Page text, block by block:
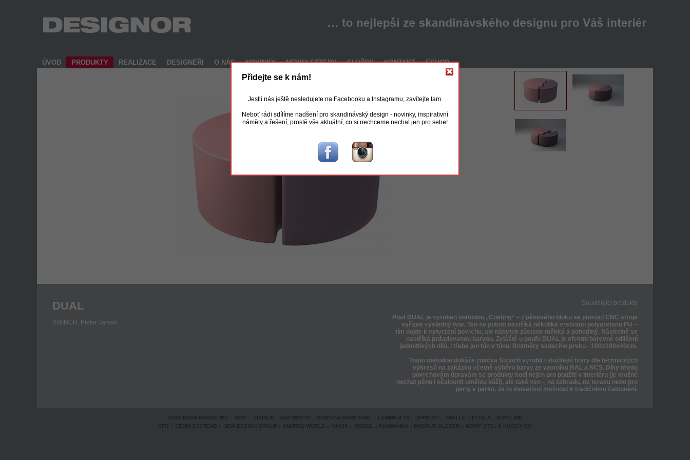
ÚVOD PRODUKTY REALIZACE DESIGNÉŘI O NÁS NOVINKY NEWSLETTERY SLUŽBY KONTAKT ESHOP
DUAL
SIXINCH, Pieter Jamart
Související produkty
Pouf DUAL je vyroben metodou „Coating“ – z pěnového bloku se pomocí CNC stroje
vyřízne výsledný tvar. Ten se potom nastříká několika vrstvami polyuretanu PU –
tím dojde k vytvrzení povrchu, ale nábytek zůstane měkký a pohodlný. Následně se
nastříká požadovanou barvou. Zvláště u poufu DUAL je efektní barevné odlišení
jednotlivých dílů, i třeba jen tón v tónu. Rozměry sedacího prvku - 100x100x40cm.
Touto metodou dokáže značka Sixinch vyrobit i složitější tvary dle technických
výkresů na zakázku včetně výběru barvy ze vzorníku RAL a NCS. Díky těmto
povrchovým úpravám se produkty hodí nejen pro použití v interiéru (je možné
nechat pěnu i očalounit umělou kůží), ale také ven – na zahradu, na terasu nebo pro
party v parku. Je to inovativní možnost k tradičnímu čalounění.
ANDERSEN FURNITURE :: INNO :: SIXINCH :: ABSTRACTA:: MONTANA FURNITURE :: LAMMHULTS :: OFFECCT :: +HALLE :: IITTALA:: SOFTLINE
EFG :: SEDIA SYSTEMS :: NEW DESIGN GROUP :: ANDREU WORLD :: MAGIS :: MOBEL :: NAAMANKA :: MAGNUS OLESEN :: NOWY STYL & KUSCH+CO
Přidejte se k nám!
Jestli nás ještě nesledujete na Facebooku a Instagramu, zavítejte tam.
Neboť rádi sdílíme nadšení pro skandinávský design - novinky, inspirativní
náměty a řešení, prostě vše aktuální, co si nechceme nechat jen pro sebe!